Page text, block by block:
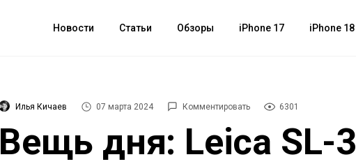
Новости Статьи Обзоры iPhone 17 iPhone 18
Илья Кичаев 07 марта 2024 Комментировать 6301
Вещь дня: Leica SL-3